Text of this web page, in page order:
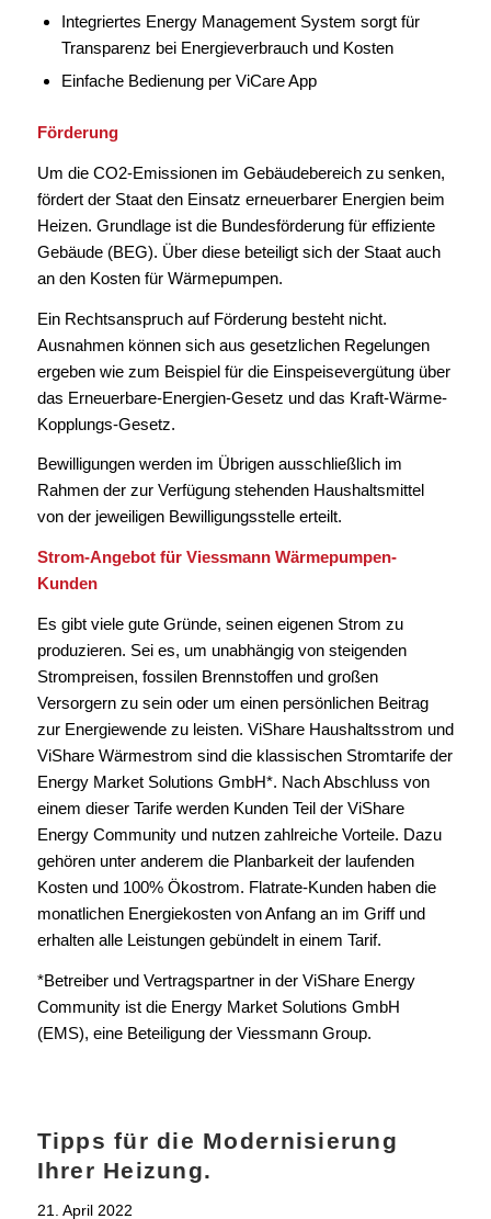
Integriertes Energy Management System sorgt für
Transparenz bei Energieverbrauch und Kosten
Einfache Bedienung per ViCare App
Förderung
Um die CO2-Emissionen im Gebäudebereich zu senken,
fördert der Staat den Einsatz erneuerbarer Energien beim
Heizen. Grundlage ist die Bundesförderung für effiziente
Gebäude (BEG). Über diese beteiligt sich der Staat auch
an den Kosten für Wärmepumpen.
Ein Rechtsanspruch auf Förderung besteht nicht.
Ausnahmen können sich aus gesetzlichen Regelungen
ergeben wie zum Beispiel für die Einspeisevergütung über
das Erneuerbare-Energien-Gesetz und das Kraft-Wärme-
Kopplungs-Gesetz.
Bewilligungen werden im Übrigen ausschließlich im
Rahmen der zur Verfügung stehenden Haushaltsmittel
von der jeweiligen Bewilligungsstelle erteilt.
Strom-Angebot für Viessmann Wärmepumpen-
Kunden
Es gibt viele gute Gründe, seinen eigenen Strom zu
produzieren. Sei es, um unabhängig von steigenden
Strompreisen, fossilen Brennstoffen und großen
Versorgern zu sein oder um einen persönlichen Beitrag
zur Energiewende zu leisten. ViShare Haushaltsstrom und
ViShare Wärmestrom sind die klassischen Stromtarife der
Energy Market Solutions GmbH*. Nach Abschluss von
einem dieser Tarife werden Kunden Teil der ViShare
Energy Community und nutzen zahlreiche Vorteile. Dazu
gehören unter anderem die Planbarkeit der laufenden
Kosten und 100% Ökostrom. Flatrate-Kunden haben die
monatlichen Energiekosten von Anfang an im Griff und
erhalten alle Leistungen gebündelt in einem Tarif.
*Betreiber und Vertragspartner in der ViShare Energy
Community ist die Energy Market Solutions GmbH
(EMS), eine Beteiligung der Viessmann Group.
Tipps für die Modernisierung
Ihrer Heizung.
21. April 2022